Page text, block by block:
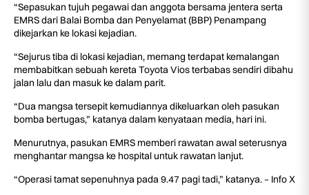
“Sepasukan tujuh pegawai dan anggota bersama jentera serta
EMRS dari Balai Bomba dan Penyelamat (BBP) Penampang
dikejarkan ke lokasi kejadian.
“Sejurus tiba di lokasi kejadian, memang terdapat kemalangan
membabitkan sebuah kereta Toyota Vios terbabas sendiri dibahu
jalan lalu dan masuk ke dalam parit.
“Dua mangsa tersepit kemudiannya dikeluarkan oleh pasukan
bomba bertugas,” katanya dalam kenyataan media, hari ini.
Menurutnya, pasukan EMRS memberi rawatan awal seterusnya
menghantar mangsa ke hospital untuk rawatan lanjut.
“Operasi tamat sepenuhnya pada 9.47 pagi tadi,” katanya. – Info X